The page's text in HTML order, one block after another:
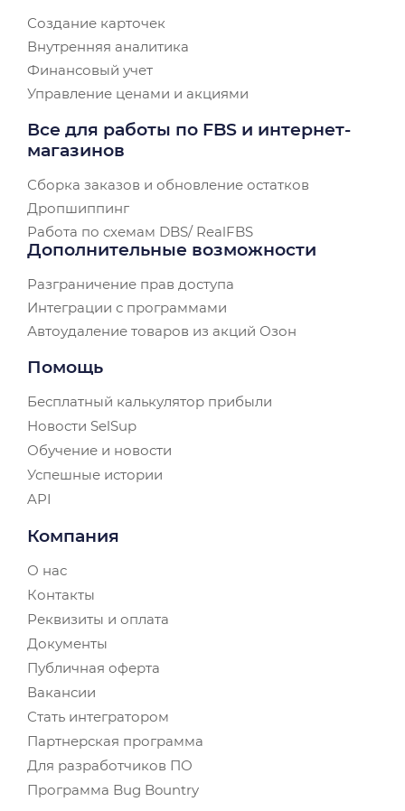
Создание карточек
Внутренняя аналитика
Финансовый учет
Управление ценами и акциями
Все для работы по FBS и интернет-
магазинов
Сборка заказов и обновление остатков
Дропшиппинг
Работа по схемам DBS/ RealFBS
Дополнительные возможности
Разграничение прав доступа
Интеграции с программами
Автоудаление товаров из акций Озон
Помощь
Бесплатный калькулятор прибыли
Новости SelSup
Обучение и новости
Успешные истории
API
Компания
О нас
Контакты
Реквизиты и оплата
Документы
Публичная оферта
Вакансии
Стать интегратором
Партнерская программа
Для разработчиков ПО
Программа Bug Bountry